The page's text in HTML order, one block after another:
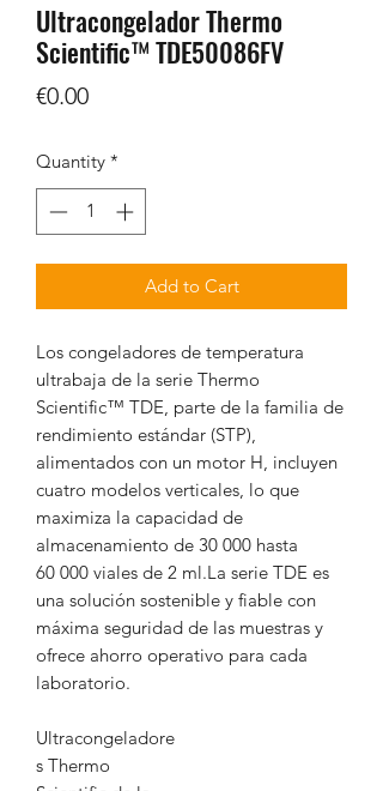
Ultracongelador Thermo
Scientific™ TDE50086FV
€0.00Price
Quantity *
Add to Cart
Los congeladores de temperatura
ultrabaja de la serie Thermo
Scientific™ TDE, parte de la familia de
rendimiento estándar (STP),
alimentados con un motor H, incluyen
cuatro modelos verticales, lo que
maximiza la capacidad de
almacenamiento de 30 000 hasta
60 000 viales de 2 ml.La serie TDE es
una solución sostenible y fiable con
máxima seguridad de las muestras y
ofrece ahorro operativo para cada
laboratorio.
Ultracongeladore
s Thermo